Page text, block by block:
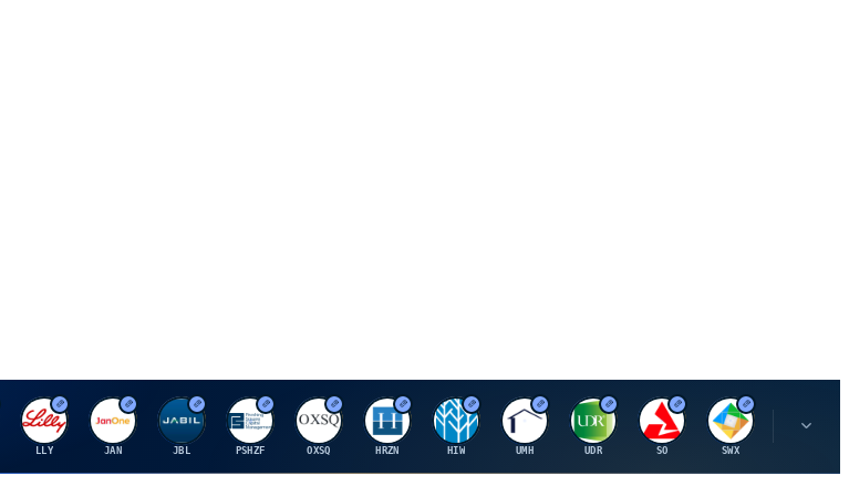
E
LLY
J
JAN
J
JBL
P
PSHZF
O
OXSQ
H
HRZN
H
HIW
U
UMH
U
UDR
S
SO
S
SWX
S